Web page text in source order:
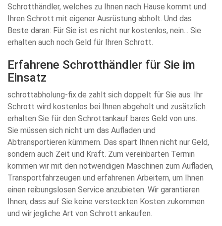
Schrotthändler, welches zu Ihnen nach Hause kommt und
Ihren Schrott mit eigener Ausrüstung abholt. Und das
Beste daran: Für Sie ist es nicht nur kostenlos, nein... Sie
erhalten auch noch Geld für Ihren Schrott.
Erfahrene Schrotthändler für Sie im
Einsatz
schrottabholung-fix.de zahlt sich doppelt für Sie aus: Ihr
Schrott wird kostenlos bei Ihnen abgeholt und zusätzlich
erhalten Sie für den Schrottankauf bares Geld von uns.
Sie müssen sich nicht um das Aufladen und
Abtransportieren kümmern. Das spart Ihnen nicht nur Geld,
sondern auch Zeit und Kraft. Zum vereinbarten Termin
kommen wir mit den notwendigen Maschinen zum Aufladen,
Transportfahrzeugen und erfahrenen Arbeitern, um Ihnen
einen reibungslosen Service anzubieten. Wir garantieren
Ihnen, dass auf Sie keine versteckten Kosten zukommen
und wir jegliche Art von Schrott ankaufen.